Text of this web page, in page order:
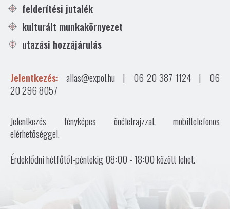
felderítési jutalék
kulturált munkakörnyezet
utazási hozzájárulás
Jelentkezés: allas@expol.hu | 06 20 387 1124 |
06
20 296 8057
Jelentkezés fényképes önéletrajzzal, mobiltelefonos
elérhetőséggel.
Érdeklődni hétfőtől-péntekig 08:00 - 18:00 között lehet.